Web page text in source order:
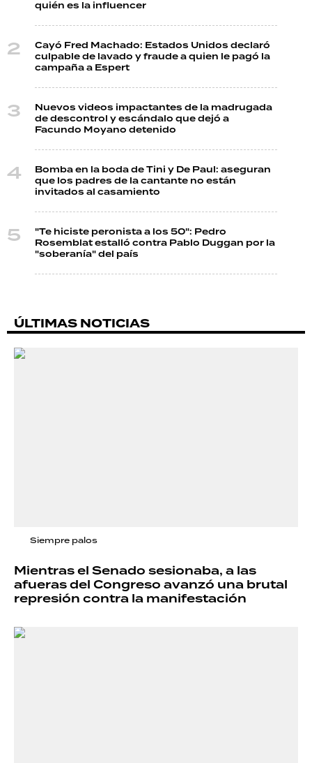
quién es la influencer
Cayó Fred Machado: Estados Unidos declaró
culpable de lavado y fraude a quien le pagó la
campaña a Espert
Nuevos videos impactantes de la madrugada
de descontrol y escándalo que dejó a
Facundo Moyano detenido
Bomba en la boda de Tini y De Paul: aseguran
que los padres de la cantante no están
invitados al casamiento
"Te hiciste peronista a los 50": Pedro
Rosemblat estalló contra Pablo Duggan por la
"soberanía" del país
ÚLTIMAS NOTICIAS
Siempre palos
Mientras el Senado sesionaba, a las
afueras del Congreso avanzó una brutal
represión contra la manifestación